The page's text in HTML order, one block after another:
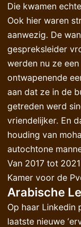
Die kwamen
Ook hier waren
aanwezig. De
gespreksleider
werden nu ze
ontwapenende
aan dat ze in de
getreden werd
vriendelijker. En
houding van
autochtone
Van 2017 tot
Kamer voor de
Arabische
Op haar Linkedin
laatste nieuwe